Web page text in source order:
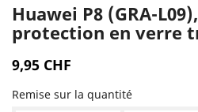
Huawei P8 (GRA-
protection en verre
9,95 CHF
Remise sur la quantité